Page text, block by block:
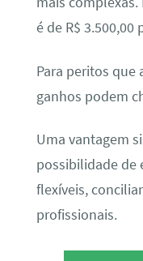
é de R$
Para peritos que
ganhos podem
Uma vantagem
possibilidade de
flexíveis,
profissionais.